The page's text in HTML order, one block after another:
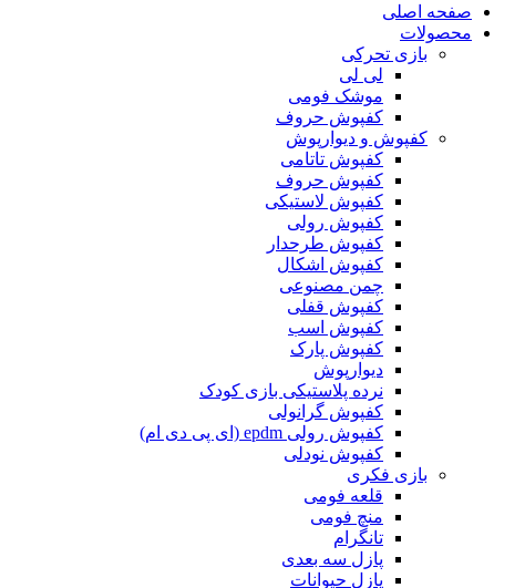
صفحه اصلی
محصولات
بازی تحرکی
لی لی
موشک فومی
کفپوش حروف
کفپوش و دیوارپوش
کفپوش تاتامی
کفپوش حروف
کفپوش لاستیکی
کفپوش رولی
کفپوش طرحدار
کفپوش اشکال
چمن مصنوعی
کفپوش قفلی
کفپوش اسب
کفپوش پارک
دیوارپوش
نرده پلاستیکی بازی کودک
کفپوش گرانولی
کفپوش رولی epdm (ای پی دی ام)
کفپوش نودلی
بازی فکری
قلعه فومی
منچ فومی
تانگرام
پازل سه بعدی
پازل حیوانات